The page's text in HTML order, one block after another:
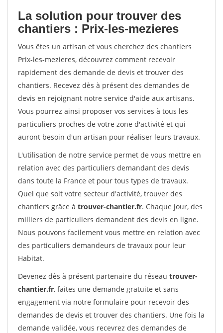
La solution pour trouver des
chantiers : Prix-les-mezieres
Vous êtes un artisan et vous cherchez des chantiers
Prix-les-mezieres, découvrez comment recevoir
rapidement des demande de devis et trouver des
chantiers. Recevez dès à présent des demandes de
devis en rejoignant notre service d'aide aux artisans.
Vous pourrez ainsi proposer vos services à tous les
particuliers proches de votre zone d'activité et qui
auront besoin d'un artisan pour réaliser leurs travaux.
L'utilisation de notre service permet de vous mettre en
relation avec des particuliers demandant des devis
dans toute la France et pour tous types de travaux.
Quel que soit votre secteur d'activité, trouver des
chantiers grâce à trouver-chantier.fr. Chaque jour, des
milliers de particuliers demandent des devis en ligne.
Nous pouvons facilement vous mettre en relation avec
des particuliers demandeurs de travaux pour leur
Habitat.
Devenez dès à présent partenaire du réseau trouver-
chantier.fr, faites une demande gratuite et sans
engagement via notre formulaire pour recevoir des
demandes de devis et trouver des chantiers. Une fois la
demande validée, vous recevrez des demandes de